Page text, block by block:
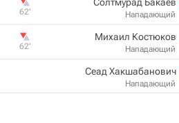
Нападающий
62‎’‎
Михаил Костюков
Нападающий
62‎’‎
Сеад Хакшабанович
Нападающий